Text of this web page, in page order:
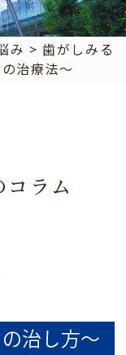
み >歯がしみる
治療法～
ラム
治し方～